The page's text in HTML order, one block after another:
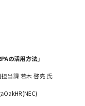
の活用方法」
当課 若木 啓亮 氏